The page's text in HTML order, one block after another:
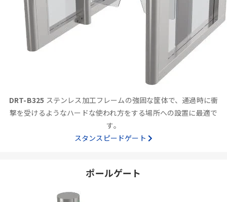
DRT-B325 ステンレス加工フレームの強固な筐体で、通過時に衝
撃を受けるようなハードな使われ方をする場所への設置に最適で
す。
スタンスピードゲート
ポールゲート